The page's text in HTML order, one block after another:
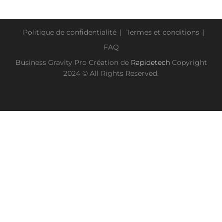
Politique de confidentialité
Termes et conditions
FAQ
Business Gravity Pro Création de RapidetechCopyright
2024 © All Rights Reserved.